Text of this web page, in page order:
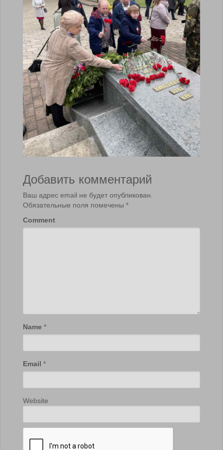
Добавить комментарий
Ваш адрес email не будет опубликован.
Обязательные поля помечены *
Comment
Name *
Email *
Website